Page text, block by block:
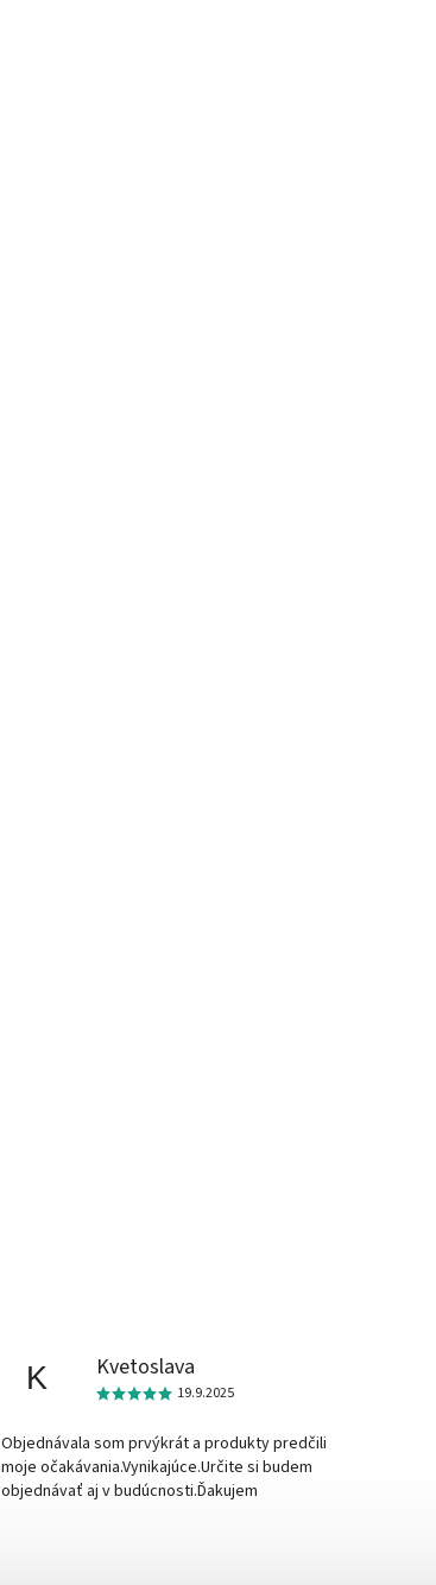
K Kvetoslava
19.9.2025
Objednávala som prvýkrát a produkty predčili
moje očakávania.Vynikajúce.Určite si budem
objednávať aj v budúcnosti.Ďakujem